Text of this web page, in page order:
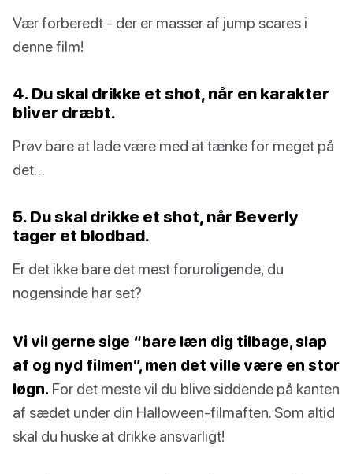
Vær forberedt - der er masser af jump scares i
denne film!
4. Du skal drikke et shot, når en karakter
bliver dræbt.
Prøv bare at lade være med at tænke for meget på
det…
5. Du skal drikke et shot, når Beverly
tager et blodbad.
Er det ikke bare det mest foruroligende, du
nogensinde har set?
Vi vil gerne sige “bare læn dig tilbage, slap
af og nyd filmen”, men det ville være en stor
løgn. For det meste vil du blive siddende på kanten
af sædet under din Halloween-filmaften. Som altid
skal du huske at drikke ansvarligt!